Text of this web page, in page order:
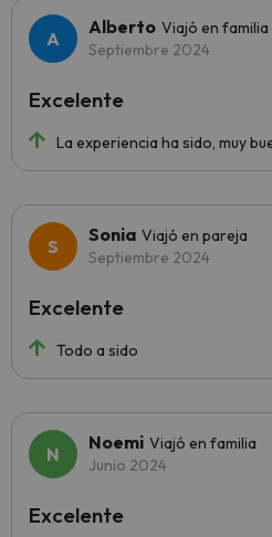
Alberto Viajó en familia
Septiembre 2024
La experiencia ha sido, muy
Excelente
Sonia Viajó en pareja
Septiembre 2024
Todo a sido
Excelente
Noemi Viajó en familia
Junio 2024
Excelente